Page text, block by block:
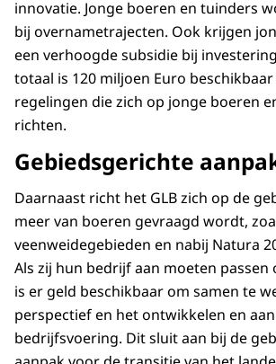
innovatie. Jonge boeren en tuinders
bij overnametrajecten. Ook krijgen
een verhoogde subsidie bij
totaal is 120 miljoen Euro
regelingen die zich op jonge boeren
richten.
Gebiedsgerichte
Daarnaast richt het GLB zich op de
meer van boeren gevraagd wordt,
veenweidegebieden en nabij Natura
Als zij hun bedrijf aan moeten passen
is er geld beschikbaar om samen te
perspectief en het ontwikkelen en
bedrijfsvoering. Dit sluit aan bij de